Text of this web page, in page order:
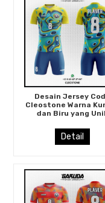
Desain Jersey
Cleostone Warna
dan Biru yang
Detail